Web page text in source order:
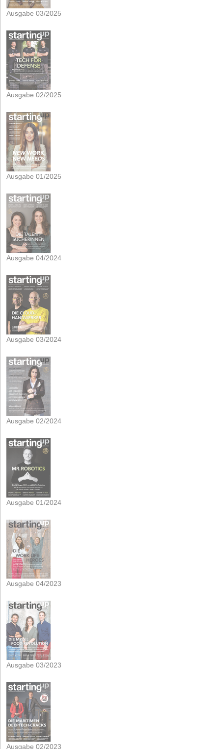
Ausgabe 03/2025
Ausgabe 02/2025
Ausgabe 01/2025
Ausgabe 04/2024
Ausgabe 03/2024
Ausgabe 02/2024
Ausgabe 01/2024
Ausgabe 04/2023
Ausgabe 03/2023
Ausgabe 02/2023